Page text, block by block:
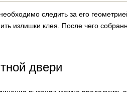
следить за его
излишки клея. После чего
двери